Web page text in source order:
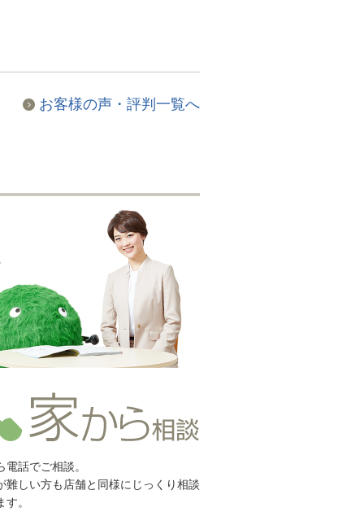
お客様の声・評判一覧へ
電話でご相談。
難しい方も店舗と同様にじっくり相談
す。